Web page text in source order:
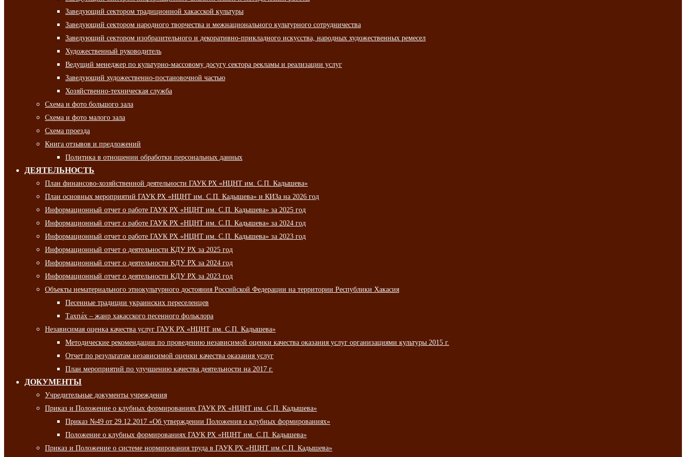
Заведующий сектором традиционной хакасской культуры
Заведующий сектором народного творчества и межнационального культурного сотрудничества
Заведующий сектором изобразительного и декоративно-прикладного искусства, народных художественных ремесел
Художественный руководитель
Ведущий менеджер по культурно-массовому досугу сектора рекламы и реализации услуг
Заведующий художественно-постановочной частью
Хозяйственно-техническая служба
Схема и фото большого зала
Схема и фото малого зала
Схема проезда
Книга отзывов и предложений
Политика в отношении обработки персональных данных
ДЕЯТЕЛЬНОСТЬ
План финансово-хозяйственной деятельности ГАУК РХ «НЦНТ им. С.П. Кадышева»
План основных мероприятий ГАУК РХ «НЦНТ им. С.П. Кадышева» и КИЗа на 2026 год
Информационный отчет о работе ГАУК РХ «НЦНТ им. С.П. Кадышева» за 2025 год
Информационный отчет о работе ГАУК РХ «НЦНТ им. С.П. Кадышева» за 2024 год
Информационный отчет о работе ГАУК РХ «НЦНТ им. С.П. Кадышева» за 2023 год
Информационный отчет о деятельности КДУ РХ за 2025 год
Информационный отчет о деятельности КДУ РХ за 2024 год
Информационный отчет о деятельности КДУ РХ за 2023 год
Объекты нематериального этнокультурного достояния Российской Федерации на территории Республики Хакасия
Песенные традиции украинских переселенцев
Тахпа́х – жанр хакасского песенного фольклора
Независимая оценка качества услуг ГАУК РХ «НЦНТ им. С.П. Кадышева»
Методические рекомендации по проведению независимой оценки качества оказания услуг организациями культуры 2015 г.
Отчет по результатам независимой оценки качества оказания услуг
План мероприятий по улучшению качества деятельности на 2017 г.
ДОКУМЕНТЫ
Учредительные документы учреждения
Приказ и Положение о клубных формированиях ГАУК РХ «НЦНТ им. С.П. Кадышева»
Приказ №49 от 29.12.2017 «Об утверждении Положения о клубных формированиях»
Положение о клубных формированиях ГАУК РХ «НЦНТ им. С.П. Кадышева»
Приказ и Положение о системе нормирования труда в ГАУК РХ «НЦНТ им.С.П. Кадышева»